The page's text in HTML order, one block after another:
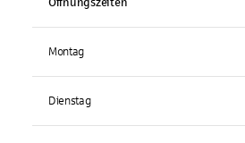
Öffnungszeiten
Montag
Dienstag